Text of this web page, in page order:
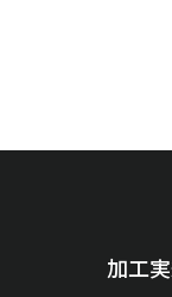
加工